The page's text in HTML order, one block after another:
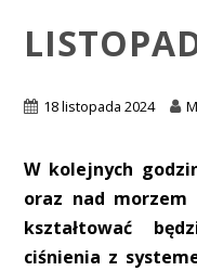
18 listopada 2024
W kolejnych
oraz nad
kształtować
ciśnienia z